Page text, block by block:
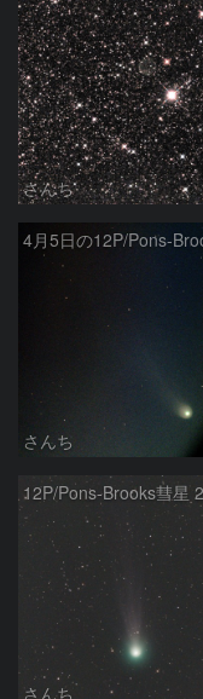
さんち
さんち
さんち